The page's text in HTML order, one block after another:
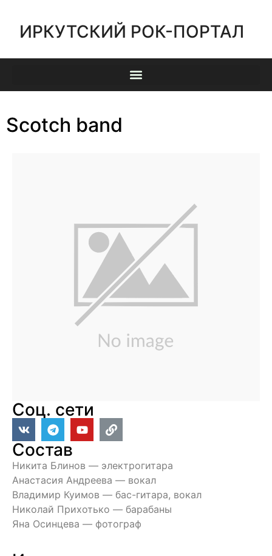
ИРКУТСКИЙ РОК-ПОРТАЛ
Scotch band
Соц. сети
Состав
Никита Блинов — электрогитара
Анастасия Андреева — вокал
Владимир Куимов — бас-гитара, вокал
Николай Прихотько — барабаны
Яна Осинцева — фотограф